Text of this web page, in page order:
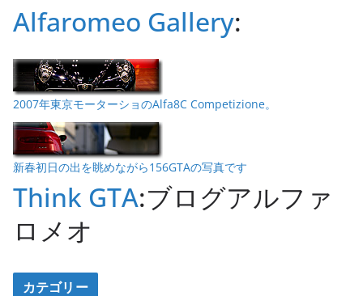
Alfaromeo Gallery:
2007年東京モーターショのAlfa8C Competizione。
新春初日の出を眺めながら156GTAの写真です
Think GTA:ブログアルファ
ロメオ
カテゴリー